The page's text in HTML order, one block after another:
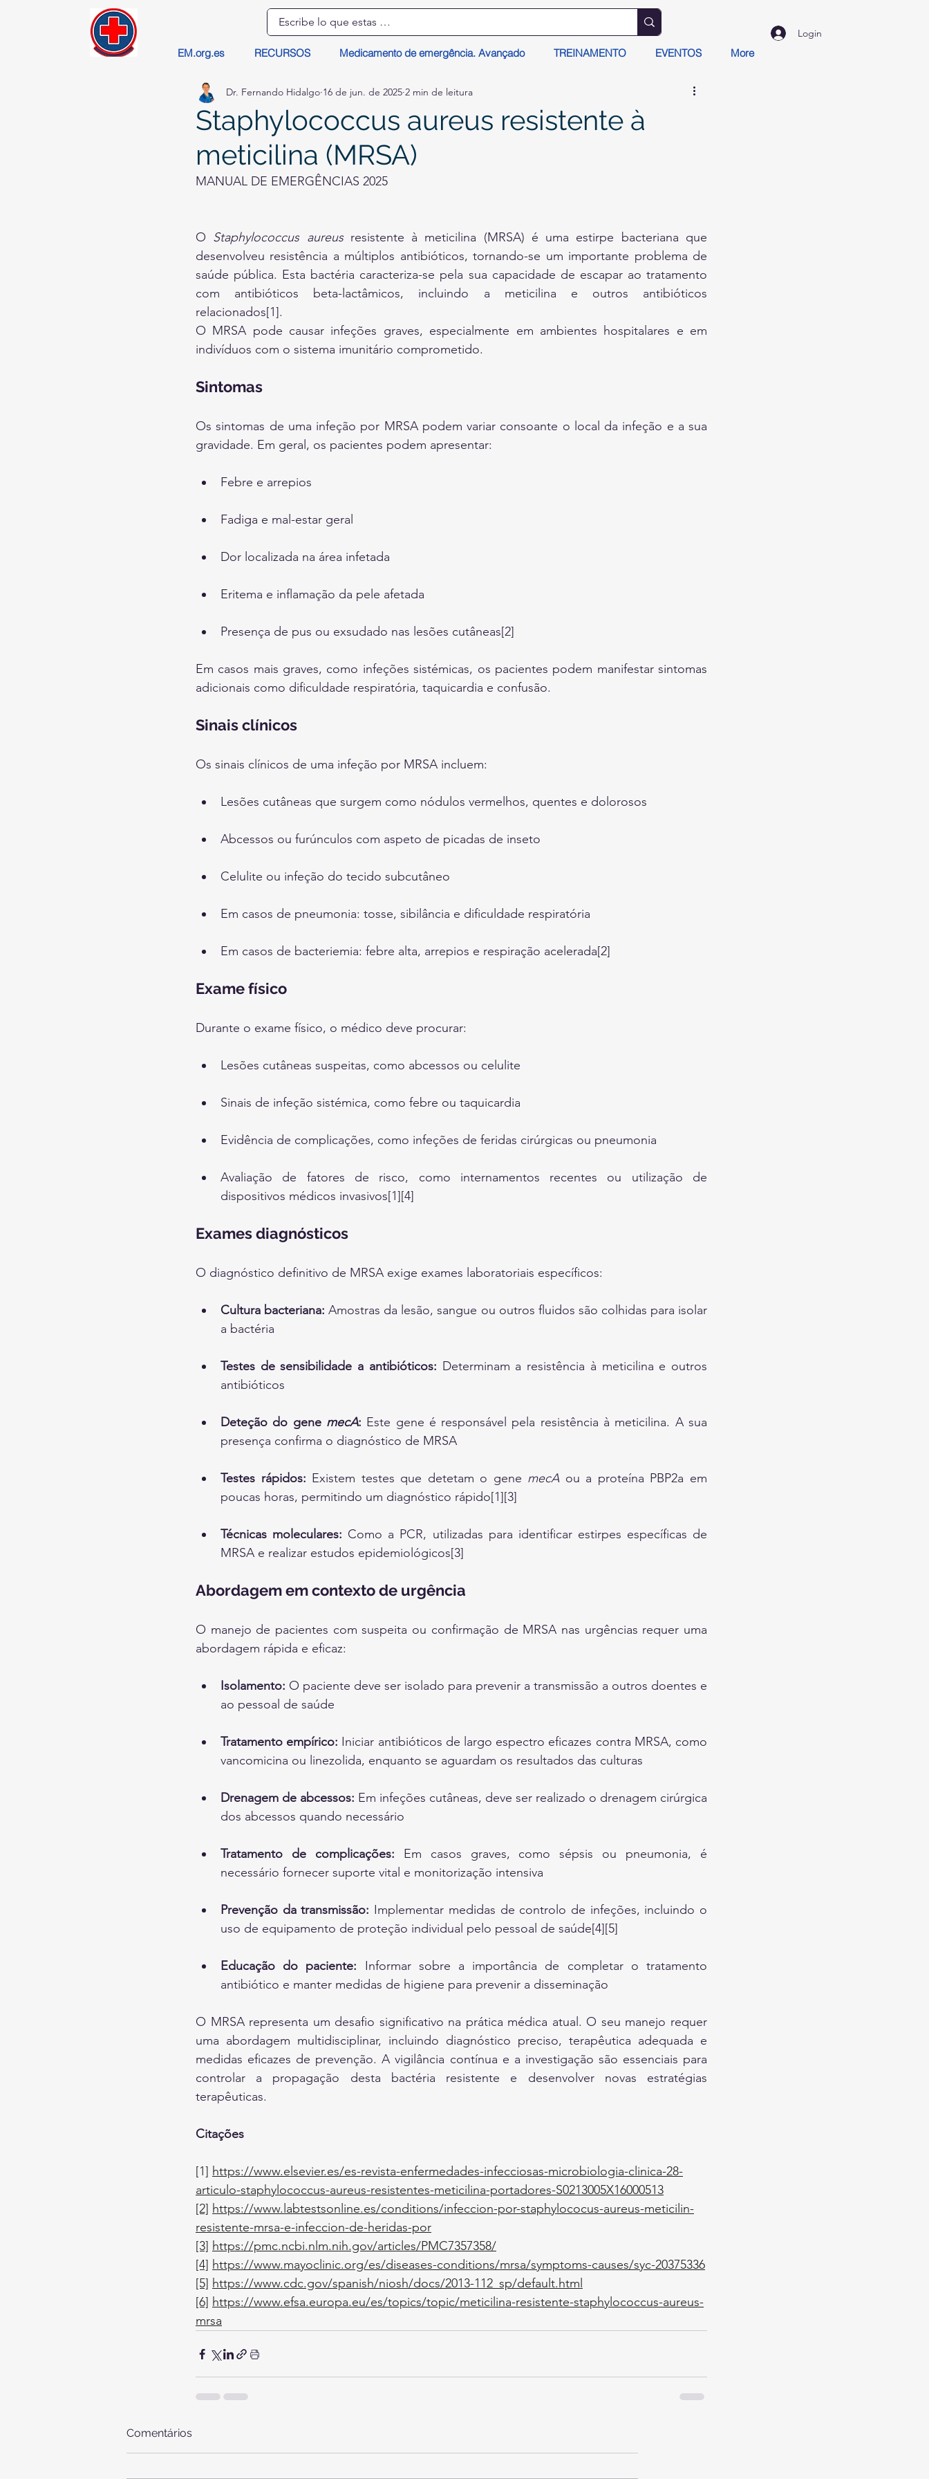
EM.org.es RECURSOS Medicamento de emergência. Avançado TREINAMENTO EVENTOS More
Login
Staphylococcus aureus resistente à
meticilina (MRSA)
Dr. Fernando Hidalgo 16 de jun. de 2025 2 min de leitura
MANUAL DE EMERGÊNCIAS 2025
O Staphylococcus aureus resistente à meticilina (MRSA) é uma estirpe bacteriana que
desenvolveu resistência a múltiplos antibióticos, tornando-se um importante problema de
saúde pública. Esta bactéria caracteriza-se pela sua capacidade de escapar ao tratamento
com antibióticos beta-lactâmicos, incluindo a meticilina e outros antibióticos
relacionados[1].
O MRSA pode causar infeções graves, especialmente em ambientes hospitalares e em
indivíduos com o sistema imunitário comprometido.
Sintomas
Os sintomas de uma infeção por MRSA podem variar consoante o local da infeção e a sua
gravidade. Em geral, os pacientes podem apresentar:
Febre e arrepios
Fadiga e mal-estar geral
Dor localizada na área infetada
Eritema e inflamação da pele afetada
Presença de pus ou exsudado nas lesões cutâneas[2]
Em casos mais graves, como infeções sistémicas, os pacientes podem manifestar sintomas
adicionais como dificuldade respiratória, taquicardia e confusão.
Sinais clínicos
Os sinais clínicos de uma infeção por MRSA incluem:
Lesões cutâneas que surgem como nódulos vermelhos, quentes e dolorosos
Abcessos ou furúnculos com aspeto de picadas de inseto
Celulite ou infeção do tecido subcutâneo
Em casos de pneumonia: tosse, sibilância e dificuldade respiratória
Em casos de bacteriemia: febre alta, arrepios e respiração acelerada[2]
Exame físico
Durante o exame físico, o médico deve procurar:
Lesões cutâneas suspeitas, como abcessos ou celulite
Sinais de infeção sistémica, como febre ou taquicardia
Evidência de complicações, como infeções de feridas cirúrgicas ou pneumonia
Avaliação de fatores de risco, como internamentos recentes ou utilização de
dispositivos médicos invasivos[1][4]
Exames diagnósticos
O diagnóstico definitivo de MRSA exige exames laboratoriais específicos:
Cultura bacteriana: Amostras da lesão, sangue ou outros fluidos são colhidas para isolar
a bactéria
Testes de sensibilidade a antibióticos: Determinam a resistência à meticilina e outros
antibióticos
Deteção do gene mecA: Este gene é responsável pela resistência à meticilina. A sua
presença confirma o diagnóstico de MRSA
Testes rápidos: Existem testes que detetam o gene mecA ou a proteína PBP2a em
poucas horas, permitindo um diagnóstico rápido[1][3]
Técnicas moleculares: Como a PCR, utilizadas para identificar estirpes específicas de
MRSA e realizar estudos epidemiológicos[3]
Abordagem em contexto de urgência
O manejo de pacientes com suspeita ou confirmação de MRSA nas urgências requer uma
abordagem rápida e eficaz:
Isolamento: O paciente deve ser isolado para prevenir a transmissão a outros doentes e
ao pessoal de saúde
Tratamento empírico: Iniciar antibióticos de largo espectro eficazes contra MRSA, como
vancomicina ou linezolida, enquanto se aguardam os resultados das culturas
Drenagem de abcessos: Em infeções cutâneas, deve ser realizado o drenagem cirúrgica
dos abcessos quando necessário
Tratamento de complicações: Em casos graves, como sépsis ou pneumonia, é
necessário fornecer suporte vital e monitorização intensiva
Prevenção da transmissão: Implementar medidas de controlo de infeções, incluindo o
uso de equipamento de proteção individual pelo pessoal de saúde[4][5]
Educação do paciente: Informar sobre a importância de completar o tratamento
antibiótico e manter medidas de higiene para prevenir a disseminação
O MRSA representa um desafio significativo na prática médica atual. O seu manejo requer
uma abordagem multidisciplinar, incluindo diagnóstico preciso, terapêutica adequada e
medidas eficazes de prevenção. A vigilância contínua e a investigação são essenciais para
controlar a propagação desta bactéria resistente e desenvolver novas estratégias
terapêuticas.
Citações
[1] https://www.elsevier.es/es-revista-enfermedades-infecciosas-microbiologia-clinica-28-
articulo-staphylococcus-aureus-resistentes-meticilina-portadores-S0213005X16000513
[2] https://www.labtestsonline.es/conditions/infeccion-por-staphylococus-aureus-meticilin-
resistente-mrsa-e-infeccion-de-heridas-por
[3] https://pmc.ncbi.nlm.nih.gov/articles/PMC7357358/
[4] https://www.mayoclinic.org/es/diseases-conditions/mrsa/symptoms-causes/syc-20375336
[5] https://www.cdc.gov/spanish/niosh/docs/2013-112_sp/default.html
[6] https://www.efsa.europa.eu/es/topics/topic/meticilina-resistente-staphylococcus-aureus-
mrsa
Comentários